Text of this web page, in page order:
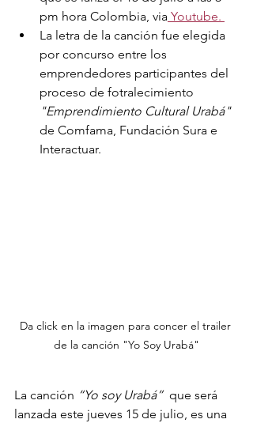
pm hora Colombia, via Youtube.
La letra de la canción fue elegida
por concurso entre los
emprendedores participantes del
proceso de fotralecimiento
"Emprendimiento Cultural Urabá"
de Comfama, Fundación Sura e
Interactuar.
Da click en la imagen para concer el trailer
de la canción "Yo Soy Urabá"
La canción “Yo soy Urabá”
  que será
lanzada este jueves 15 de julio, es una